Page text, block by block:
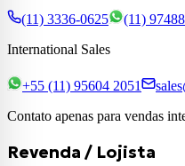
(11) 3336-0625 (11)
International Sales
+55 (11) 95604 2051
Contato apenas para vendas
Revenda / Lojista